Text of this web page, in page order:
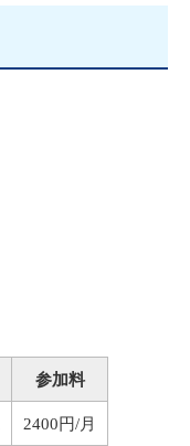
参加料
2400円/月